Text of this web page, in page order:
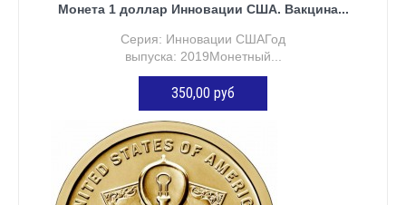
Монета 1 доллар Инновации США. Вакцина...
Серия: Инновации СШАГод
выпуска: 2019Монетный...
350,00 руб
ДОБАВИТЬ В КОРЗИНУ